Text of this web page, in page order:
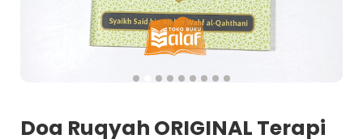
Doa Ruqyah ORIGINAL Terapi